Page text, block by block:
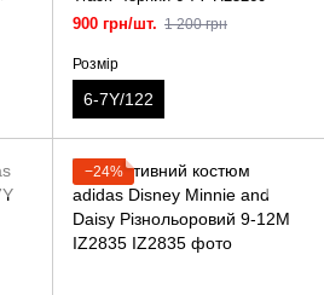
900 грн/шт. 1 200 грн
Розмір
6-7Y/122
−24%